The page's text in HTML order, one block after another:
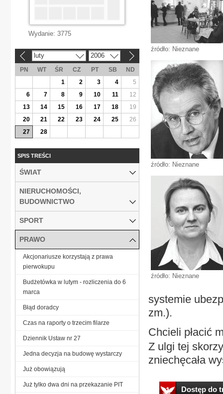
źródło: Nieznane
źródło: Nieznane
źródło: Nieznane
systemie
zm.).
Chcieli płacić
Z ulgi tej
zniechęcała
Dostęp do
Wydanie: 3775
luty 2006
PN WT ŚR CZ PT SB
ND
1
2 3 4
5
6
7 8 9 10 11
12
13
14 15 16 17 18
19
20
21 22 23 24 25
26
27
28
SPIS TREŚCI
ŚWIAT
NIERUCHOMOŚCI,
BUDOWNICTWO
SPORT
PRAWO
Akcjonariusze korzystają z prawa
pierwokupu
Budżetówka w lutym - rozliczenia do 6
marca
Błąd doradcy
Czas na raporty o trzecim filarze
Dziennik Ustaw nr 27
Jedna decyzja na budowę wystarczy
Już obowiązują
Już tylko dwa dni na przekazanie PIT